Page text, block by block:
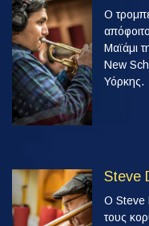
Ο
Μαϊάμι
New
Υόρκης.
Steve
Ο Steve
τους